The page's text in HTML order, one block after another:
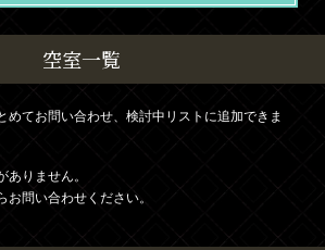
空室一覧
めてお問い合わせ、検討中リストに追加できま
りません。
お問い合わせください。